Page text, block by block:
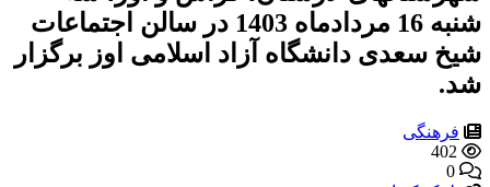
شنبه 16 مردادماه 1403 در سالن اجتماعات
شیخ سعدی دانشگاه آزاد اسلامی اوز برگزار
شد.
فرهنگی
402
0